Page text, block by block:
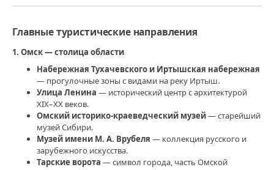
Главные туристические направления
1. Омск — столица области
Набережная Тухачевского и Иртышская набережная
— прогулочные зоны с видами на реку Иртыш.
Улица Ленина — исторический центр с архитектурой
XIX–XX веков.
Омский историко‑краеведческий музей— старейший
музей Сибири.
Музей имени М. А. Врубеля — коллекция русского и
зарубежного искусства.
Тарские ворота — символ города, часть Омской